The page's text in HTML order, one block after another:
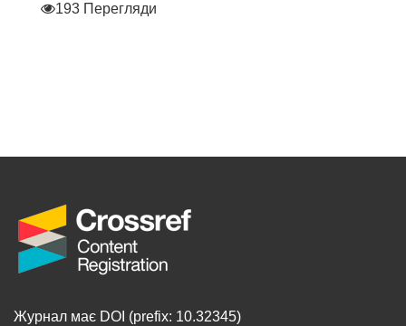
193 Перегляди
Журнал має DOI (prefix: 10.32345)